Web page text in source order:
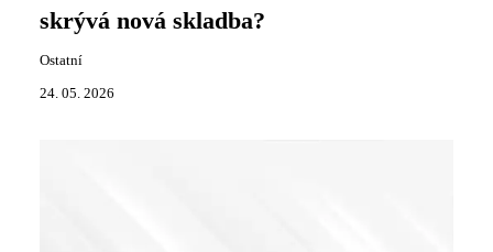
skrývá nová skladba?
Ostatní
24. 05. 2026